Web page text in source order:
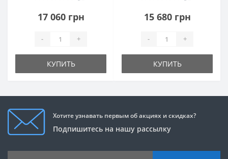
17 060 грн
- +
КУПИТЬ
15 680 грн
- +
КУПИТЬ
Хотите узнавать первым об акциях и скидках?
Подпишитесь на нашу рассылку